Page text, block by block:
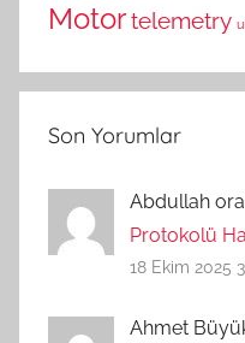
Motortelemetry
Son Yorumlar
Abdullah
Protokolü
18 Ekim 2025
Ahmet